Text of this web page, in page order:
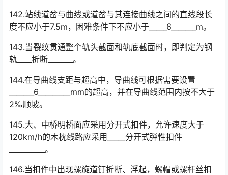
142.站线道岔与曲线或道岔与其连接曲线之间的直线段长
度不应小于7.5m，困难条件下不应小于_____6_______m。
143.当裂纹贯通整个轨头截面和轨底截面时，即判定为钢
轨____折断_______。
144.在导曲线支距与超高中，导曲线可根据需要设置
_______6_________mm的超高，并在导曲线范围内按不大于
2‰顺坡。
145.大、中桥明桥面应采用分开式扣件，允许速度大于
120km/h的木枕线路应采用_____分开式弹性扣件
__________。
146.当扣件中出现螺旋道钉折断、浮起，螺帽或螺杆丝扣